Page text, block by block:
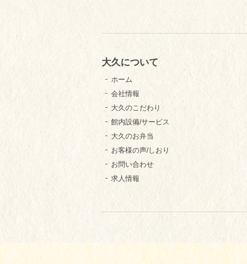
大久について
ホーム
会社情報
大久のこだわり
館内設備/サービス
大久のお弁当
お客様の声/しおり
お問い合わせ
求人情報